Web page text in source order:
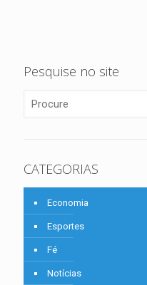
Pesquise no site
CATEGORIAS
Economia
Esportes
Fé
Notícias